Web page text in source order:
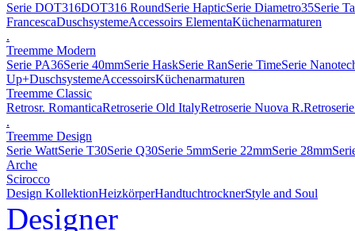
Serie DOT316DOT316 RoundSerie HapticSerie Diametro35Serie
FrancescaDuschsystemeAccessoirs ElementaKüchenarmaturen
.
Treemme Modern
Serie PA36Serie 40mmSerie HaskSerie RanSerie TimeSerie
Up+DuschsystemeAccessoirsKüchenarmaturen
Treemme Classic
Retrosr. RomanticaRetroserie Old ItalyRetroserie Nuova R.
.
Treemme Design
Serie WattSerie T30Serie Q30Serie 5mmSerie 22mmSerie 28mm
Arche
Scirocco
Design KollektionHeizkörperHandtuchtrocknerStyle and Soul
Designer